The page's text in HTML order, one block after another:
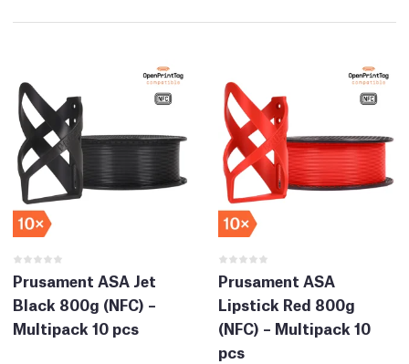
Prusament ASA Jet
Black 800g (NFC) –
Multipack 10 pcs
Prusament ASA
Lipstick Red 800g
(NFC) – Multipack 10
pcs